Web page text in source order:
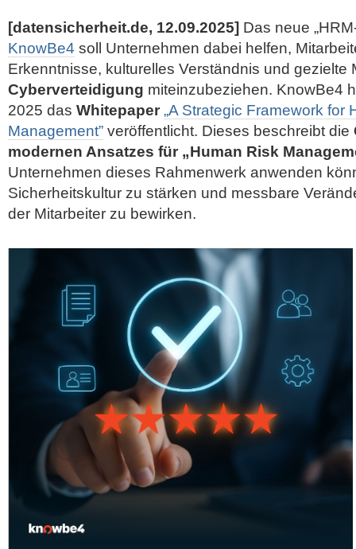
[datensicherheit.de, 12.09.2025] Das neue
KnowBe4 soll Unternehmen dabei helfen,
Erkenntnisse, kulturelles Verständnis und gezielte
Cyberverteidigung miteinzubeziehen. KnowBe4
2025 das Whitepaper „A Strategic Framework for
Management” veröffentlicht. Dieses beschreibt die
modernen Ansatzes für „Human Risk
Unternehmen dieses Rahmenwerk anwenden
Sicherheitskultur zu stärken und messbare
der Mitarbeiter zu bewirken.